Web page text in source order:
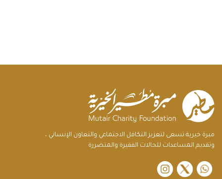
مبرة خيرية تسعى لتعزيز التكافل الاجتماعي والتعاون الإنساني ،
وتقديم المساعدات للحالات الفقيرة والمتضررة
twitter
instagram